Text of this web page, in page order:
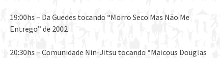
19:00hs – Da Guedes tocando “Morro Seco Mas Não Me
Entrego” de 2002
20:30hs – Comunidade Nin-Jitsu tocando “Maicous Douglas